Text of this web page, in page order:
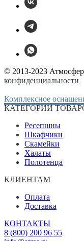
© 2013-2023
конфиденциальности
Комплексное
КАТЕГОРИИ
Ресепшны
Шкафчики
Скамейки
Халаты
Полотенца
КЛИЕНТАМ
Оплата
Доставка
КОНТАКТЫ
8 (800) 200 96 55